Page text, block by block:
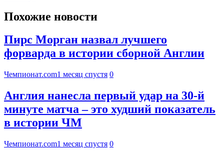
Похожие новости
Пирс Морган назвал лучшего
форварда в истории сборной Англии
Чемпионат.com1 месяц спустя 0
Англия нанесла первый удар на 30-й
минуте матча – это худший показатель
в истории ЧМ
Чемпионат.com1 месяц спустя 0